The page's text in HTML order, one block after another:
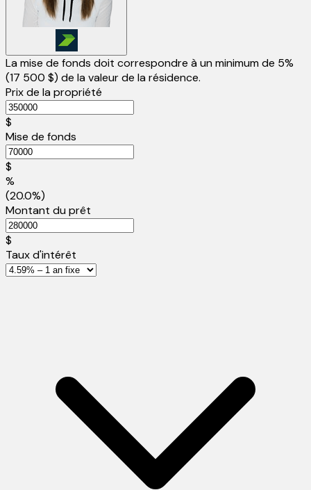
La mise de fonds doit correspondre à un minimum de 5%
(17 500 $) de la valeur de la résidence.
Prix de la propriété
$
Mise de fonds
$
%
(20.0%)
Montant du prêt
$
Taux d'intérêt